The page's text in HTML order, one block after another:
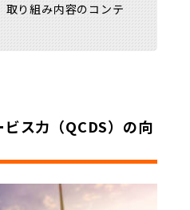
り組み内容のコンテ
ス力（QCDS）の向